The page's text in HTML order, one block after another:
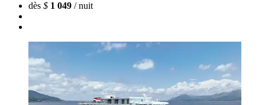
dès $ 1 049 / nuit